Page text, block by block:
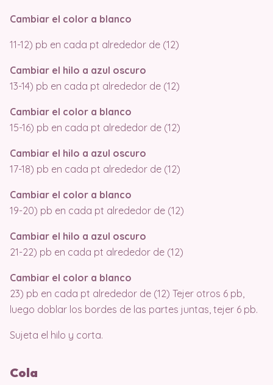
Cambiar el color a blanco
11-12) pb en cada pt alrededor de (12)
Cambiar el hilo a azul oscuro
13-14) pb en cada pt alrededor de (12)
Cambiar el color a blanco
15-16) pb en cada pt alrededor de (12)
Cambiar el hilo a azul oscuro
17-18) pb en cada pt alrededor de (12)
Cambiar el color a blanco
19-20) pb en cada pt alrededor de (12)
Cambiar el hilo a azul oscuro
21-22) pb en cada pt alrededor de (12)
Cambiar el color a blanco
23) pb en cada pt alrededor de (12) Tejer otros 6 pb,
luego doblar los bordes de las partes juntas, tejer 6 pb.
Sujeta el hilo y corta.
Cola